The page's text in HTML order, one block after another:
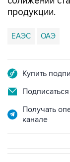
ЕАЭС ОАЭ
Получать